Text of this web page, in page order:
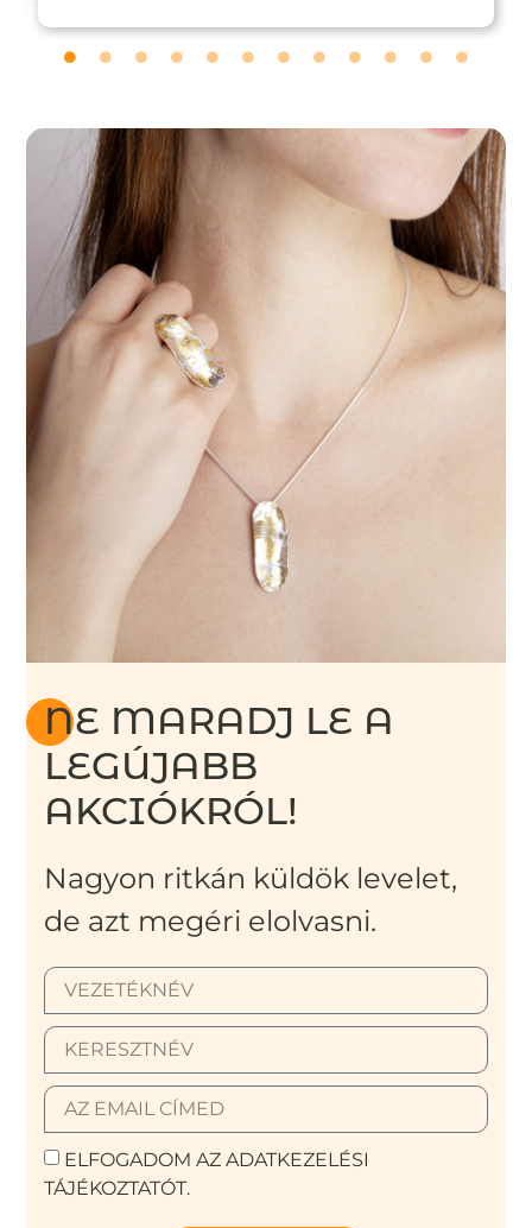
NE MARADJ LE A
LEGÚJABB
AKCIÓKRÓL!
Nagyon ritkán küldök levelet,
de azt megéri elolvasni.
ELFOGADOM AZ ADATKEZELÉSI
TÁJÉKOZTATÓT.